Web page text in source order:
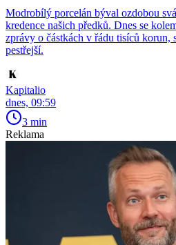
Modrobílý porcelán býval ozdobou
kredence našich předků. Dnes se
zprávy o částkách v řádu tisíců korun,
pestřejší.
Kapitalio
dnes, 09:59
3 min
Reklama